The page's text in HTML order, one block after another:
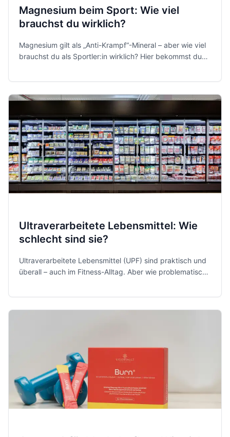
Magnesium beim Sport: Wie viel
brauchst du wirklich?
Magnesium gilt als „Anti-Krampf“-Mineral – aber wie viel
brauchst du als Sportler:in wirklich? Hier bekommst du
Ultraverarbeitete Lebensmittel: Wie
schlecht sind sie?
Ultraverarbeitete Lebensmittel (UPF) sind praktisch und
überall – auch im Fitness-Alltag. Aber wie problematisch